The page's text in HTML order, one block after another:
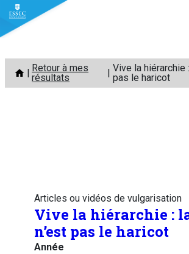
Aller
contenu
Retour à mes
résultats
Vive la hiérarchie
pas le haricot
Articles ou vidéos de vulgarisation
Vive la hiérarchie :
n’est pas le haricot
Année